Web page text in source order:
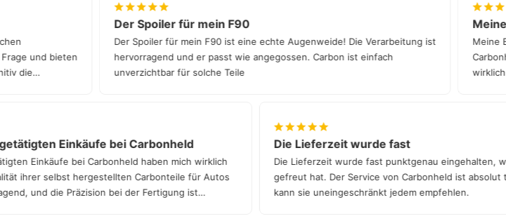
Sachen
Frage und bieten
die
Der Spoiler für mein F90
Der Spoiler für mein F90 ist eine echte Augenweide! Die Verarbeitung ist
hervorragend und er passt wie angegossen. Carbon ist einfach
unverzichtbar für solche Teile
Einkäufe bei Carbonheld
Einkäufe bei Carbonheld haben mich wirklich
selbst hergestellten Carbonteile für Autos
und die Präzision bei der Fertigung ist
Die Lieferzeit wurde fast
Die Lieferzeit wurde fast punktgenau eingehalten, was
gefreut hat. Der Service von Carbonheld ist absolut top-
kann sie uneingeschränkt jedem empfehlen.